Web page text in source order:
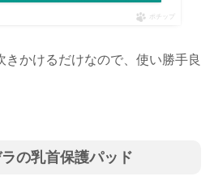
ポチップ
きかけるだけなので、使い勝手良
の乳首保護パッド